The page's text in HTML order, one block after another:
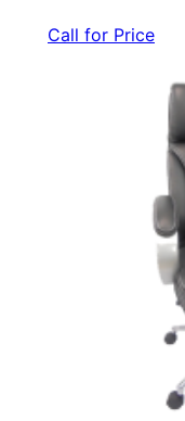
Call for Price